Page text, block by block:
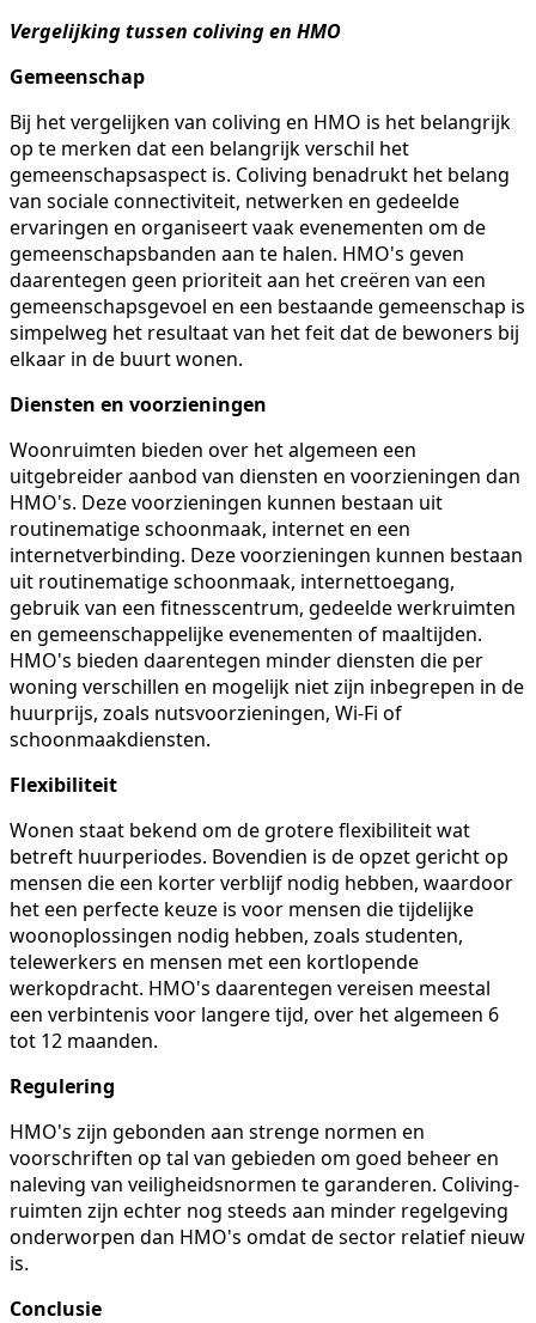
Vergelijking tussen coliving en HMO
Gemeenschap
Bij het vergelijken van coliving en HMO is het belangrijk
op te merken dat een belangrijk verschil het
gemeenschapsaspect is. Coliving benadrukt het belang
van sociale connectiviteit, netwerken en gedeelde
ervaringen en organiseert vaak evenementen om de
gemeenschapsbanden aan te halen. HMO's geven
daarentegen geen prioriteit aan het creëren van een
gemeenschapsgevoel en een bestaande gemeenschap is
simpelweg het resultaat van het feit dat de bewoners bij
elkaar in de buurt wonen.
Diensten en voorzieningen
Woonruimten bieden over het algemeen een
uitgebreider aanbod van diensten en voorzieningen dan
HMO's. Deze voorzieningen kunnen bestaan uit
routinematige schoonmaak, internet en een
internetverbinding. Deze voorzieningen kunnen bestaan
uit routinematige schoonmaak, internettoegang,
gebruik van een fitnesscentrum, gedeelde werkruimten
en gemeenschappelijke evenementen of maaltijden.
HMO's bieden daarentegen minder diensten die per
woning verschillen en mogelijk niet zijn inbegrepen in de
huurprijs, zoals nutsvoorzieningen, Wi-Fi of
schoonmaakdiensten.
Flexibiliteit
Wonen staat bekend om de grotere flexibiliteit wat
betreft huurperiodes. Bovendien is de opzet gericht op
mensen die een korter verblijf nodig hebben, waardoor
het een perfecte keuze is voor mensen die tijdelijke
woonoplossingen nodig hebben, zoals studenten,
telewerkers en mensen met een kortlopende
werkopdracht. HMO's daarentegen vereisen meestal
een verbintenis voor langere tijd, over het algemeen 6
tot 12 maanden.
Regulering
HMO's zijn gebonden aan strenge normen en
voorschriften op tal van gebieden om goed beheer en
naleving van veiligheidsnormen te garanderen. Coliving-
ruimten zijn echter nog steeds aan minder regelgeving
onderworpen dan HMO's omdat de sector relatief nieuw
is.
Conclusie